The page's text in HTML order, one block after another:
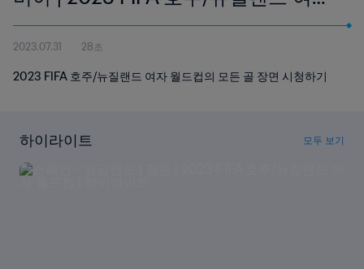
월드컵
2023.07.31 28초
2023 FIFA 호주/뉴질랜드 여자 월드컵의 모든 골 장면 시청하기
하이라이트 모두 보기